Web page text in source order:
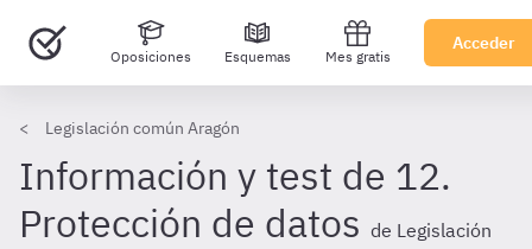
Oposiciones Esquemas Mes gratis
Acceder
Legislación común Aragón
Información y test de 12.
Protección de datos de Legislación